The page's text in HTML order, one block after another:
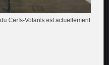
Cerfs-Volants est actuellement